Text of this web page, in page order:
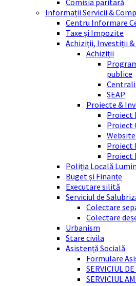
Comisia paritară
Informații Servicii &
Centru Informare
Taxe și Impozite
Achiziții, Investiții
Achiziții
publice
SEAP
Proiecte &
Proiect
Proiect
Website
Proiect
Proiect
Poliția Locală
Buget și Finanțe
Executare silită
Serviciul de
Colectare
Colectare
Urbanism
Stare civila
Asistență Socială
Formulare
SERVICIUL
SERVICIUL